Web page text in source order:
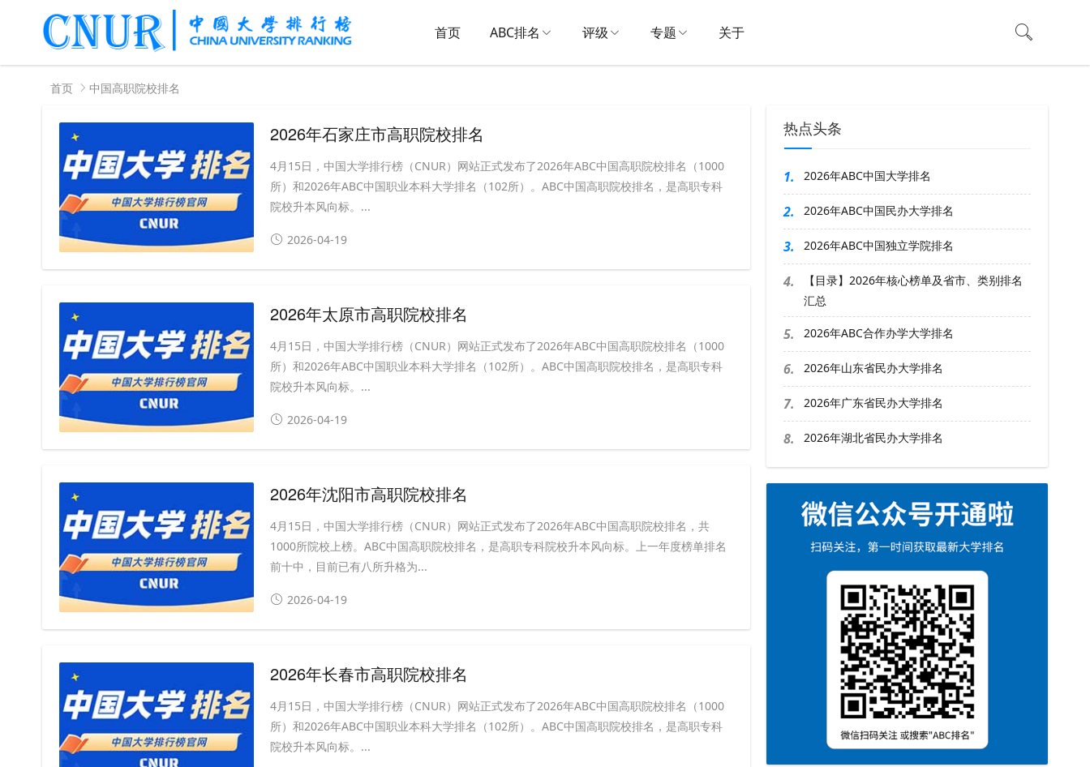
首页 ABC排名 评级 专题 关于
首页 中国高职院校排名
2026年石家庄市高职院校排名
4月15日，中国大学排行榜（CNUR）网站正式发布了2026年ABC中国高职院校排名（1000
所）和2026年ABC中国职业本科大学排名（102所）。ABC中国高职院校排名，是高职专科
院校升本风向标。...
2026-04-19
2026年太原市高职院校排名
4月15日，中国大学排行榜（CNUR）网站正式发布了2026年ABC中国高职院校排名（1000
所）和2026年ABC中国职业本科大学排名（102所）。ABC中国高职院校排名，是高职专科
院校升本风向标。...
2026-04-19
2026年沈阳市高职院校排名
4月15日，中国大学排行榜（CNUR）网站正式发布了2026年ABC中国高职院校排名，共
1000所院校上榜。ABC中国高职院校排名，是高职专科院校升本风向标。上一年度榜单排名
前十中，目前已有八所升格为...
2026-04-19
2026年长春市高职院校排名
4月15日，中国大学排行榜（CNUR）网站正式发布了2026年ABC中国高职院校排名（1000
所）和2026年ABC中国职业本科大学排名（102所）。ABC中国高职院校排名，是高职专科
院校升本风向标。...
热点头条
1. 2026年ABC中国大学排名
2. 2026年ABC中国民办大学排名
3. 2026年ABC中国独立学院排名
4.
【目录】2026年核心榜单及省市、类别排名
汇总
5. 2026年ABC合作办学大学排名
6. 2026年山东省民办大学排名
7. 2026年广东省民办大学排名
8. 2026年湖北省民办大学排名